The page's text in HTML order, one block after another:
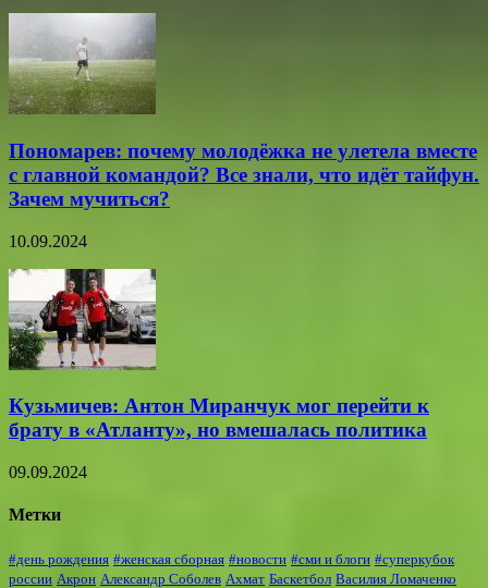
Пономарев: почему молодёжка не улетела вместе
с главной командой? Все знали, что идёт тайфун.
Зачем мучиться?
10.09.2024
Кузьмичев: Антон Миранчук мог перейти к
брату в «Атланту», но вмешалась политика
09.09.2024
Метки
#день рождения #женская сборная #новости #сми и блоги #суперкубок
россии Акрон Александр Соболев Ахмат Баскетбол Василия Ломаченко